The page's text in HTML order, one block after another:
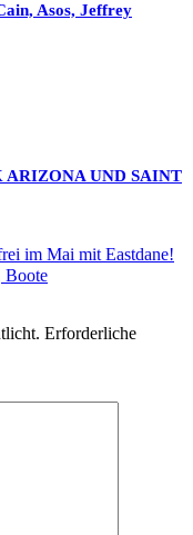
Asos, Jeffrey
UND SAINT
im Mai mit Eastdane!
Boote
Erforderliche